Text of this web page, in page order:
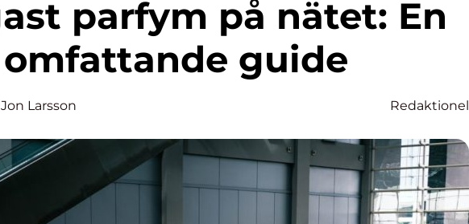
omfattande guide
Jon Larsson Redaktionel